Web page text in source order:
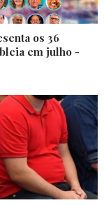
os 36
em julho -